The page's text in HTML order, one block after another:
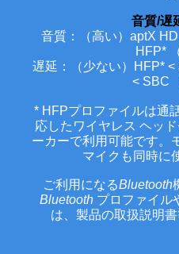
音質/遅
音質：（高い）aptX
HFP*
遅延：（少ない）HFP* <
< SBC
* HFPプロファイルは通
応したワイヤレス ヘッ
ーカーで利用可能です。
マイクも同時に
ご利用になるBluetooth
Bluetooth プロファイル
は、製品の取扱説明